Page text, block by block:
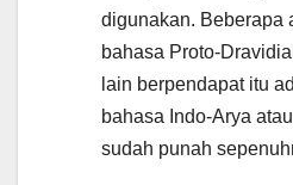
digunakan. Beberapa
bahasa Proto-
lain berpendapat itu
bahasa Indo-Arya
sudah punah